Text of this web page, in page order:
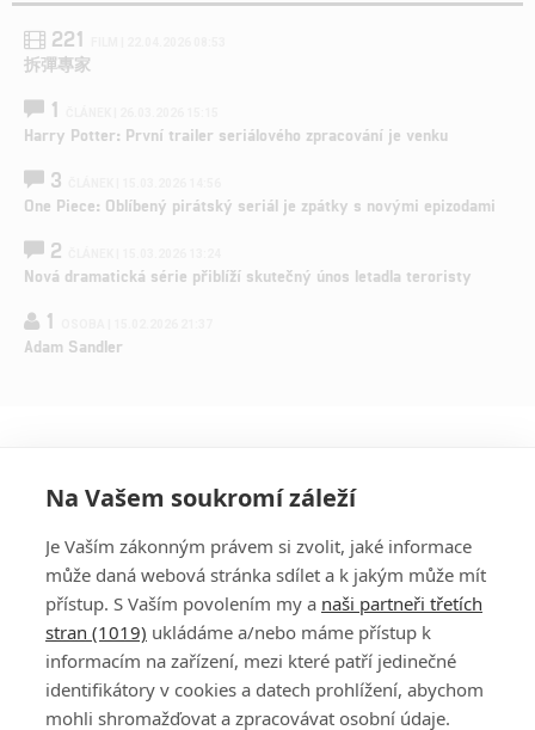
221
拆彈專家
1
Harry Potter: První trailer seriálového zpracování je venku
3
One Piece: Oblíbený pirátský seriál je zpátky s novými epizodami
2
Nová dramatická série přiblíží skutečný únos letadla teroristy
1
Adam Sandler
PŘIHLÁSIT
REGISTROVAT
DISKUZE
Na Vašem soukromí záleží
Je Vaším zákonným právem si zvolit, jaké informace
může daná webová stránka sdílet a k jakým může mít
přístup. S Vaším povolením my a naši partneři třetích
stran (1019) ukládáme a/nebo máme přístup k
informacím na zařízení, mezi které patří jedinečné
identifikátory v cookies a datech prohlížení, abychom
mohli shromažďovat a zpracovávat osobní údaje.